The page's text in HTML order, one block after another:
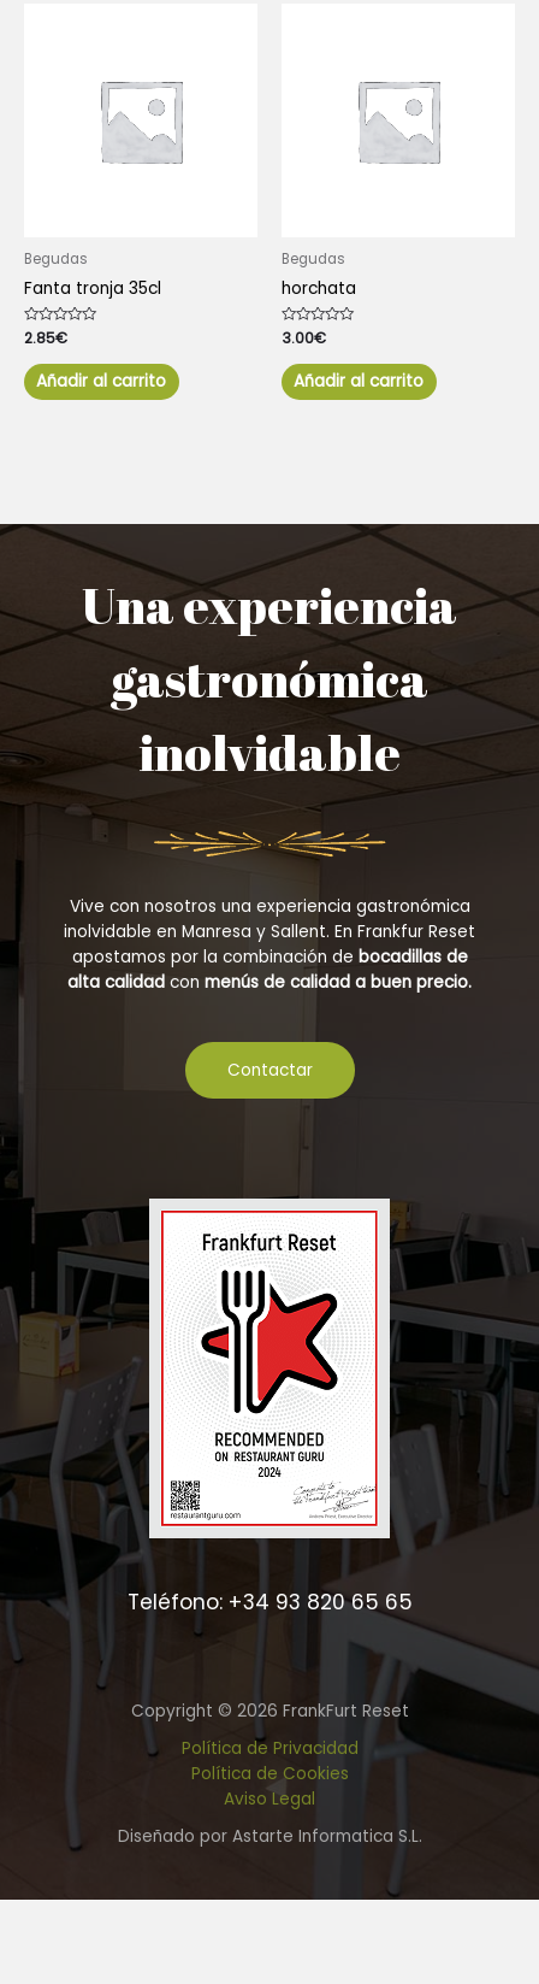
Begudas
Fanta tronja 35cl
Valorado
con
de
5
2.85€
Añadir al carrito
Begudas
horchata
Valorado
con
de
5
3.00€
Añadir al carrito
Una experiencia
gastronómica
inolvidable
Vive con nosotros una experiencia gastronómica
inolvidable en Manresa y Sallent. En Frankfur Reset
apostamos por la combinación de bocadillas de
alta calidad con menús de calidad a buen precio.
Contactar
Teléfono: +34 93 820 65 65
Copyright © 2026 FrankFurt Reset
Política de Privacidad
Política de Cookies
Aviso Legal
Diseñado por Astarte Informatica S.L.